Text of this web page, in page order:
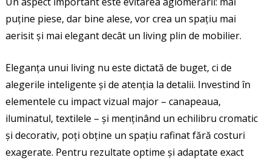
puține piese, dar bine alese, vor crea un spațiu mai
aerisit și mai elegant decât un living plin de mobilier.
Eleganța unui living nu este dictată de buget, ci de
alegerile inteligente și de atenția la detalii. Investind în
elementele cu impact vizual major – canapeaua,
iluminatul, textilele – și menținând un echilibru cromatic
și decorativ, poți obține un spațiu rafinat fără costuri
exagerate. Pentru rezultate optime și adaptate exact